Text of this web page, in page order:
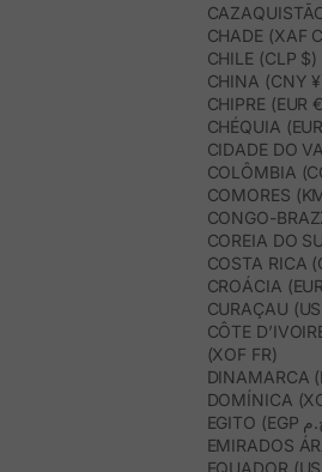
CHADE (XAF
CHILE (CLP $)
CHINA (CNY
CHIPRE (EUR
CHÉQUIA
CIDADE DO
COLÔMBIA
COMORES
CONGO-
COREIA DO
COSTA RICA
CROÁCIA
CURAÇAU
CÔTE
(XOF FR)
DINAMARCA
DOMÍNICA
EQUADOR